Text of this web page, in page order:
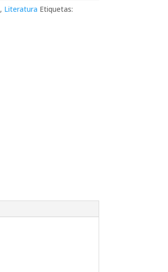
, Literatura Etiquetas: